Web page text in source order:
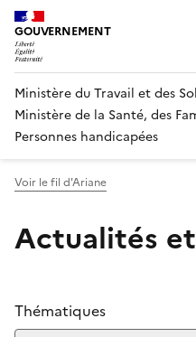
Panneau de gestion des
GOUVERNEMENT
Ministère du Travail et des
Ministère de la Santé, des
Personnes handicapées
Voir le fil d'Ariane
Actualités
Thématiques